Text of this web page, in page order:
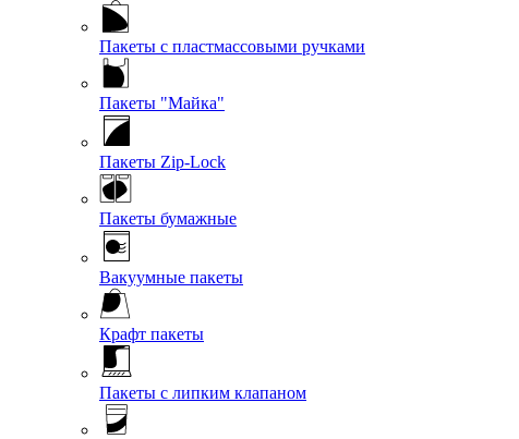
Пакеты с пластмассовыми ручками
Пакеты "Майка"
Пакеты Zip-Lock
Пакеты бумажные
Вакуумные пакеты
Крафт пакеты
Пакеты с липким клапаном